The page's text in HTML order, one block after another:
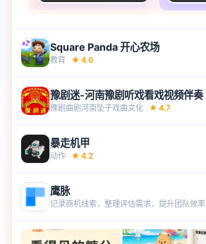
Square Panda 开心农场
教育 ★ 4.6
豫剧迷-河南豫剧听戏看戏视频伴奏
豫剧曲剧河南坠子戏曲文化 ★ 4.7
暴走机甲
动作 ★ 4.2
鹰脉
记录商机线索，整理评估需求，提升团队效率